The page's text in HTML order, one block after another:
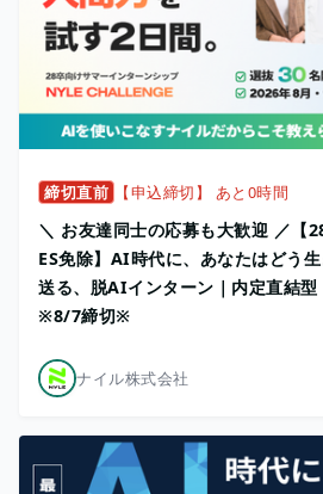
締切直前 【申込締切】 あと0時間
＼ お友達同士の応募も大歓迎 ／【
ES免除】AI時代に、あなたはどう
送る、脱AIインターン｜内定直結
※8/7締切※
ナイル株式会社